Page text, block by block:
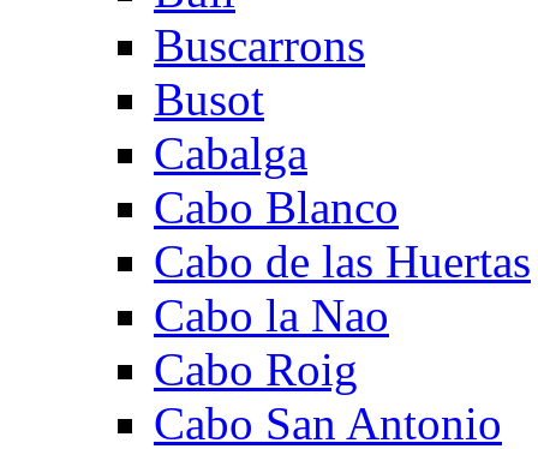
Buscarrons
Busot
Cabalga
Cabo Blanco
Cabo de las Huertas
Cabo la Nao
Cabo Roig
Cabo San Antonio